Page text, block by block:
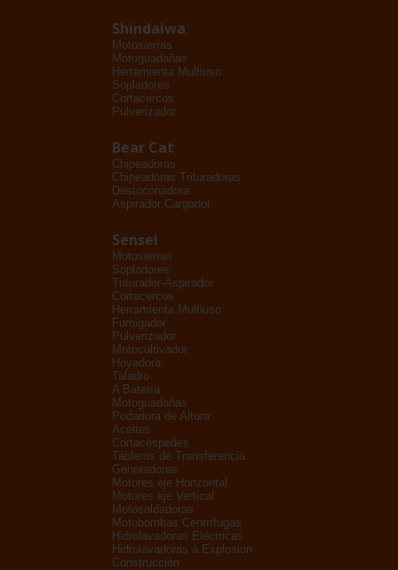
Shindaiwa
Motosierras
Motoguadañas
Herramienta Multiuso
Sopladores
Cortacercos
Pulverizador
Bear Cat
Chipeadoras
Chipeadoras Trituradoras
Destoconadora
Aspirador Cargador
Sensei
Motosierras
Sopladores
Triturador-Aspirador
Cortacercos
Herramienta Multiuso
Fumigador
Pulverizador
Motocultivador
Hoyadora
Taladro
A Batería
Motoguadañas
Podadora de Altura
Aceites
Cortacéspedes
Tableros de Transferencia
Generadores
Motores eje Horizontal
Motores eje Vertical
Motosoldadoras
Motobombas Centrífugas
Hidrolavadoras Eléctricas
Hidrolavadoras a Explosión
Construcción